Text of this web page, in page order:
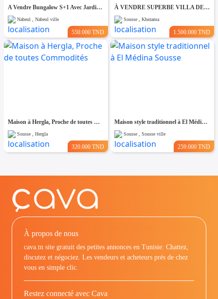
A Vendre Bungalow S+1 Avec Jardin à Club Farah, Nabeul
Nabeul , Nabeul ville
550.000 TND
À VENDRE SUPERBE VILLA DE 760 m² À KHZEMA OUEST
Sousse , Khezama
1.500.000 TND
Maison à Hergla, Proche de toutes Commodités
Sousse , Hergla
320.000 TND
Maison style traditionnel à El Médina Sousse
Sousse , Sousse ville
259.000 TND
À propos de nous
cava.tn site gratuit des petites annonces en Tunisie: Chattez,
discutez et négociez. Les vendeurs et acheteurs prés de chez
vous en simple clic.
Restez connecté avec Cava